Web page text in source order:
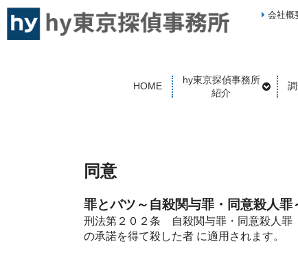
会社概
HOME
hy東京探偵事務所
紹介
同意
罪とバツ～自殺関与罪・同意殺人罪
刑法第２０２条 自殺関与罪・同意殺人罪
の承諾を得て殺した者 に適用されます